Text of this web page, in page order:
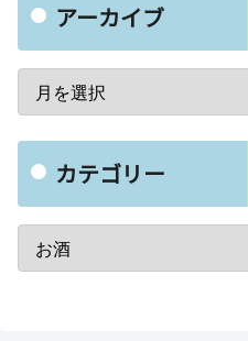
アーカイブ
カテゴリー